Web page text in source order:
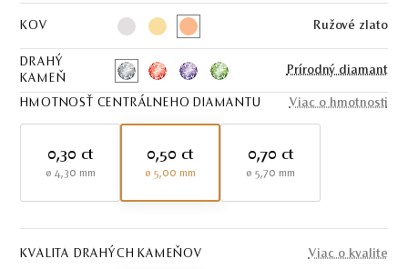
KOV Ružové zlato
DRAHÝ
KAMEŇ
Prírodný diamant
HMOTNOSŤ CENTRÁLNEHO DIAMANTU Viac o hmotnosti
0,30 ct
ø 4,30 mm
0,50 ct
ø 5,00 mm
0,70 ct
ø 5,70 mm
KVALITA DRAHÝCH KAMEŇOV Viac o kvalite